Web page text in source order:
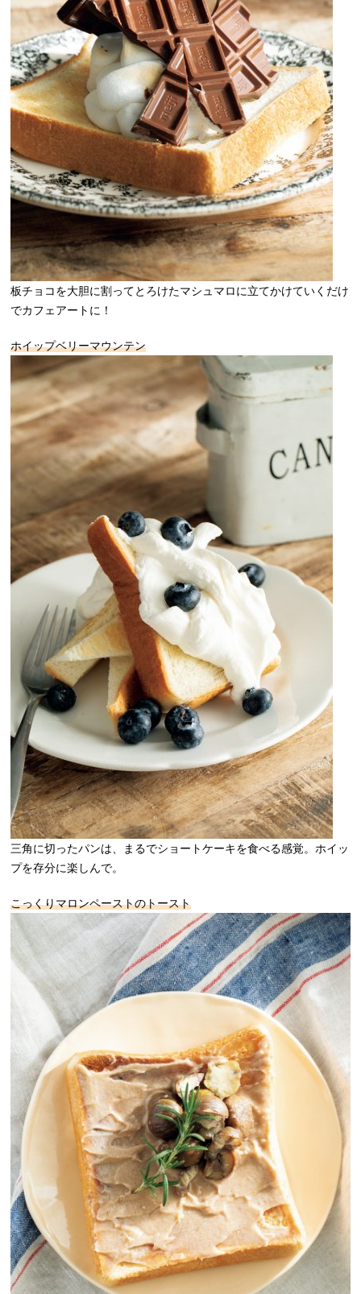
板チョコを大胆に割ってとろけたマシュマロに立てかけていくだけ
でカフェアートに！
ホイップベリーマウンテン
三角に切ったパンは、まるでショートケーキを食べる感覚。ホイッ
プを存分に楽しんで。
こっくりマロンペーストのトースト